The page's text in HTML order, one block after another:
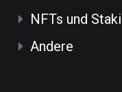
NFTs und
Andere